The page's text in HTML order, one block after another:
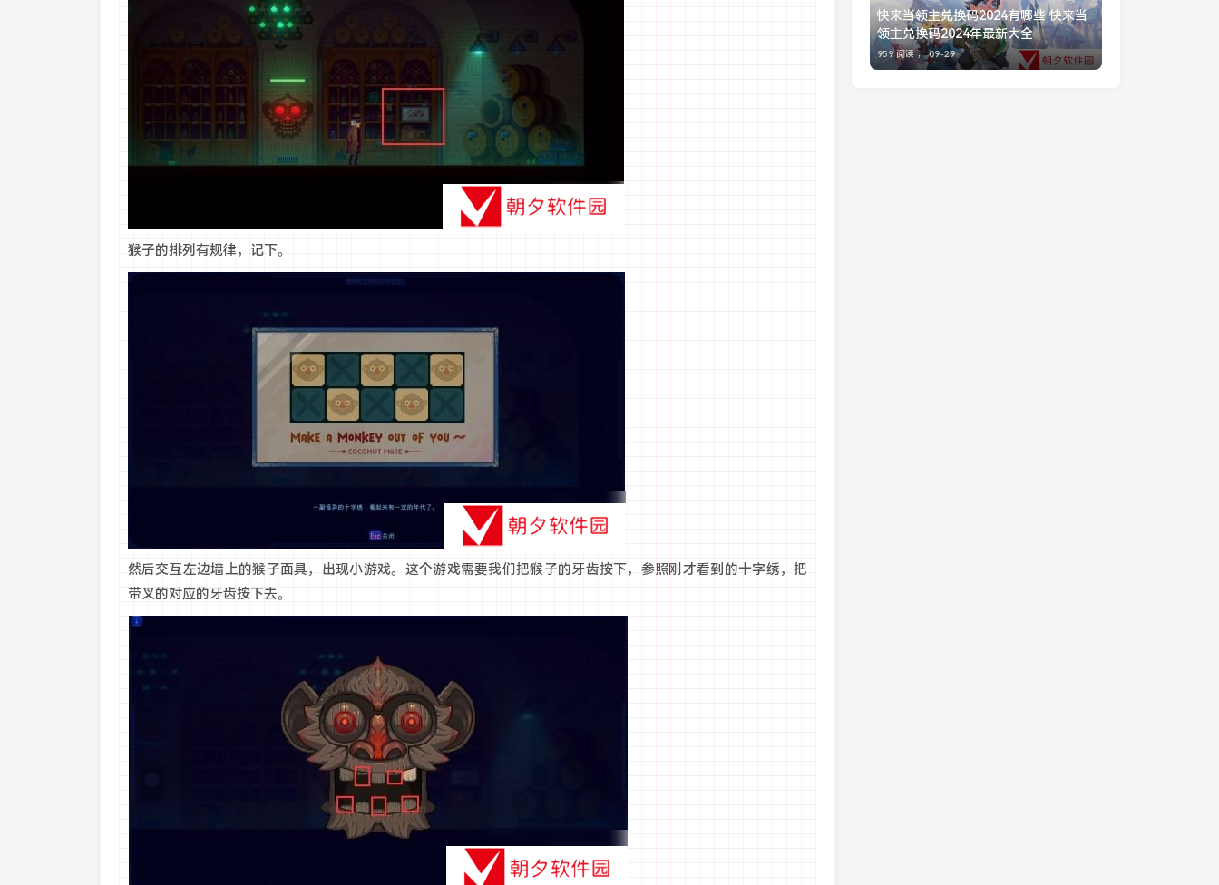
猴子的排列有规律，记下。
然后交互左边墙上的猴子面具，出现小游戏。这个游戏需要我们把猴子的牙齿按下，参照刚才看到的十字绣，把
带叉的对应的牙齿按下去。
快来当领主兑换码2024有哪些 快来当
领主兑换码2024年最新大全
959 阅读 ， 09-29